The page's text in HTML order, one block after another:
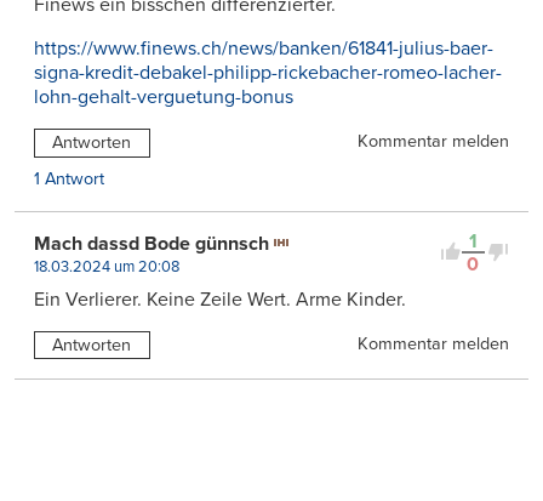
https://www.finews.ch/news/banken/61841-julius-baer-
signa-kredit-debakel-philipp-rickebacher-romeo-lacher-
lohn-gehalt-verguetung-bonus
Antworten
Kommentar melden
1 Antwort
1
0
Mach dassd Bode günnsch
18.03.2024 um 20:08
Ein Verlierer. Keine Zeile Wert. Arme Kinder.
Antworten Kommentar melden